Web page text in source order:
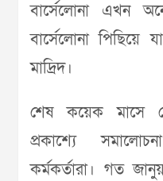
বার্সেলোনা এখন
বার্সেলোনা পিছিয়ে
মাদ্রিদ।
শেষ কয়েক মাসে
প্রকাশ‌্যে
কর্মকর্তারা। গত